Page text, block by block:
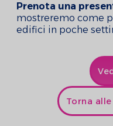
Prenota una
mostreremo come
edifici in poche
Torna